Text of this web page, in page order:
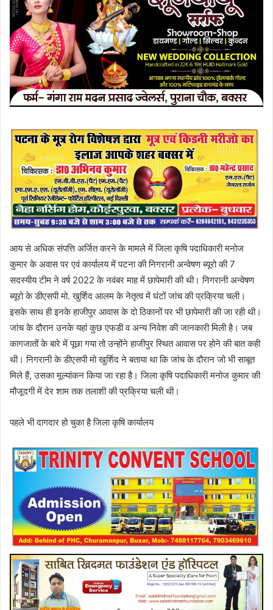
आय से अधिक संपत्ति अर्जित करने के मामले में जिला कृषि पदाधिकारी मनोज
कुमार के अवास पर एवं कार्यालय में पटना की निगरानी अन्वेषण ब्यूरो की 7
सदस्यीय टीम ने वर्ष 2022 के नवंबर माह में छापेमारी की थी। निगरानी अन्वेषण
ब्यूरो के डीएसपी मो. खुर्शिद आलम के नेतृत्व में घंटों जांच की प्रक्रिया चली।
इसके साथ ही इनके हाजीपुर आवास के दो ठिकानों पर भी छापेमारी की जा रही थी।
जांच के दौरान उनके यहां कुछ एफडी व अन्य निवेश की जानकारी मिली है। जब
कागजातों के बारे में पूछा गया तो उन्होंने हाजीपुर स्थित आवास पर होने की बात कही
थी। निगरानी के डीएसपी मो खुर्शिद ने बताया था कि जांच के दौरान जो भी साबूत
मिले हैं, उसका मूल्यांकन किया जा रहा है। जिला कृषि पदाधिकारी मनोज कुमार की
मौजूदगी में देर शाम तक तलाशी की प्रक्रिया चली थी।
पहले भी दागदार हो चुका है जिला कृषि कार्यालय